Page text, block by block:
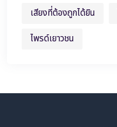
เสียงที่ต้องถูกได้ยิน
ไพรด์เยาวชน